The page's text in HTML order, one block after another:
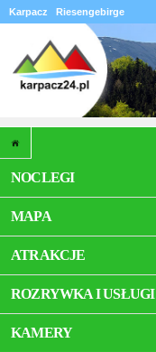
Karpacz Riesengebirge
NOCLEGI
MAPA
ATRAKCJE
ROZRYWKA I USŁUGI
KAMERY